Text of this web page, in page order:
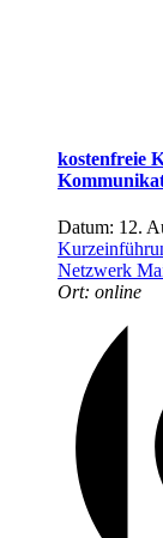
kostenfreie
Datum: 12.
Netzwerk
Ort: online